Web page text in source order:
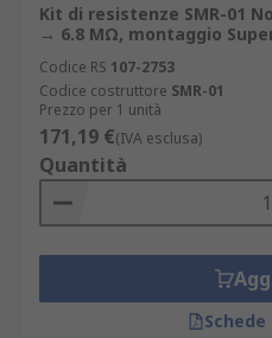
Kit di resistenze SMR-01
→ 6.8 MΩ, montaggio
Codice RS 107-2753
Codice costruttore SMR-01
Prezzo per 1 unità
171,19 €(IVA esclusa)
Quantità